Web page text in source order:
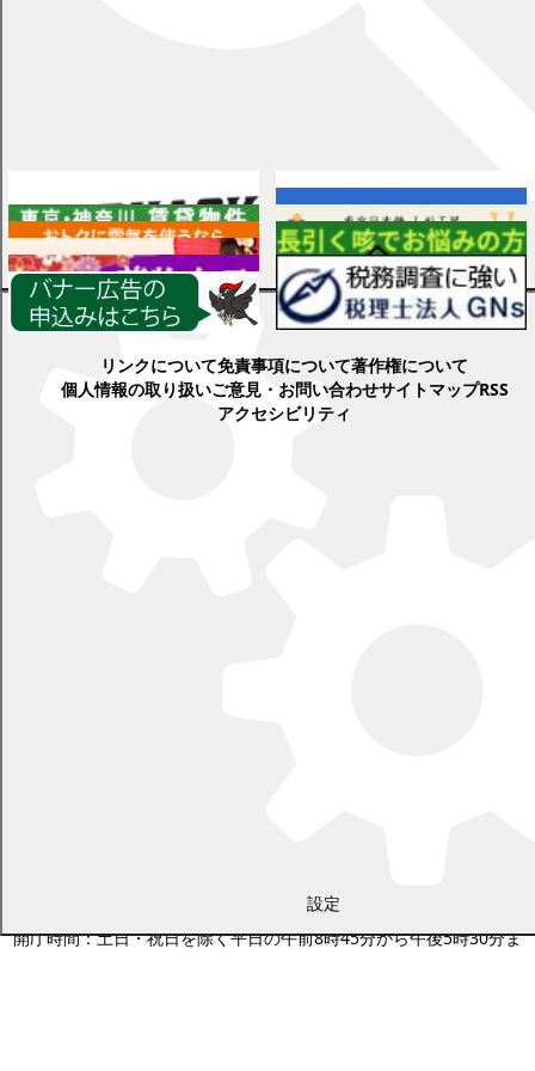
検索
設定
各種情報
リンクについて免責事項について著作権について
個人情報の取り扱いご意見・お問い合わせサイトマップRSS
アクセシビリティ
電話 0155-54-2111
開庁時間：土日・祝日を除く平日の午前8時45分から午後5時30分ま